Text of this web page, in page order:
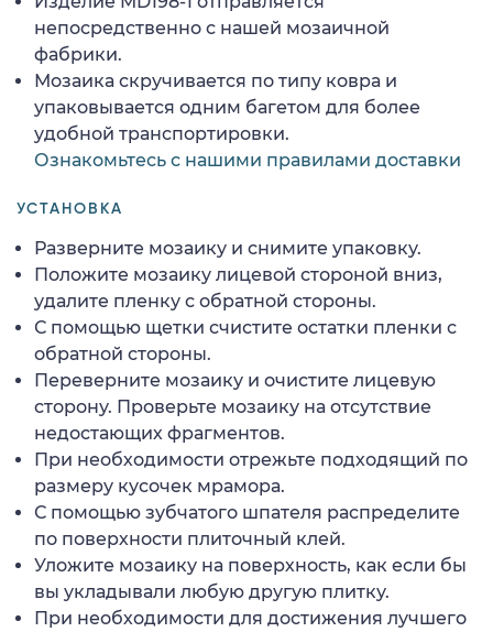
непосредственно с нашей мозаичной
фабрики.
Мозаика скручивается по типу ковра и
упаковывается одним багетом для более
удобной транспортировки.
Ознакомьтесь с нашими правилами доставки
УСТАНОВКА
Разверните мозаику и снимите упаковку.
Положите мозаику лицевой стороной вниз,
удалите пленку с обратной стороны.
С помощью щетки счистите остатки пленки с
обратной стороны.
Переверните мозаику и очистите лицевую
сторону. Проверьте мозаику на отсутствие
недостающих фрагментов.
При необходимости отрежьте подходящий по
размеру кусочек мрамора.
С помощью зубчатого шпателя распределите
по поверхности плиточный клей.
Уложите мозаику на поверхность, как если бы
вы укладывали любую другую плитку.
При необходимости для достижения лучшего